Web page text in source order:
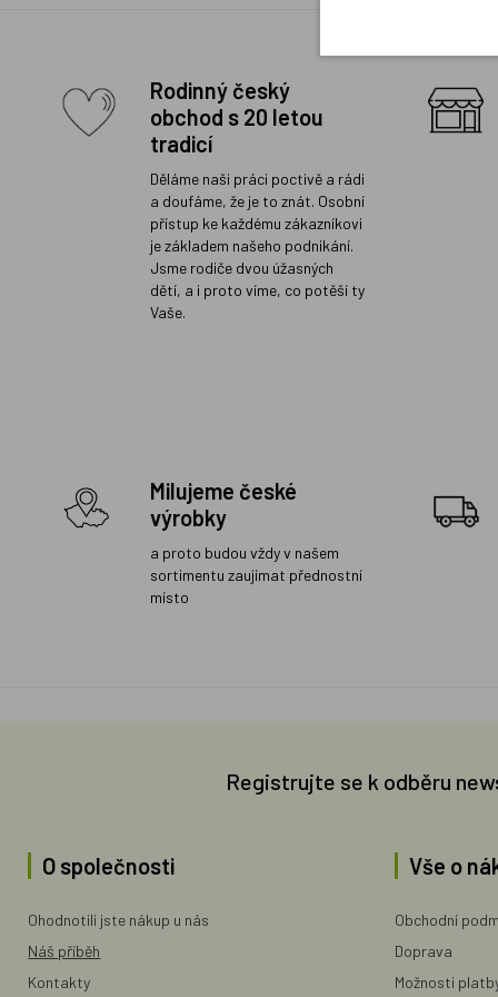
Rodinný český
obchod s 20 letou
tradicí
Děláme naši práci poctivě a rádi
a doufáme, že je to znát. Osobní
přístup ke každému zákazníkovi
je základem našeho podnikání.
Jsme rodiče dvou úžasných
dětí, a i proto víme, co potěší ty
Vaše.
Milujeme české
výrobky
a proto budou vždy v našem
sortimentu zaujímat přednostní
místo
Registrujte se k odběru
O společnosti
Ohodnotili jste nákup u nás
Náš příběh
Kontakty
Vše o
Obchodní
Doprava
Možnosti